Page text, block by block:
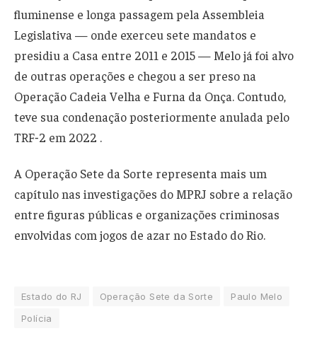
fluminense e longa passagem pela Assembleia
Legislativa — onde exerceu sete mandatos e
presidiu a Casa entre 2011 e 2015 — Melo já foi alvo
de outras operações e chegou a ser preso na
Operação Cadeia Velha e Furna da Onça. Contudo,
teve sua condenação posteriormente anulada pelo
TRF‑2 em 2022 .
A Operação Sete da Sorte representa mais um
capítulo nas investigações do MPRJ sobre a relação
entre figuras públicas e organizações criminosas
envolvidas com jogos de azar no Estado do Rio.
Estado do RJ Operação Sete da Sorte
Paulo Melo
Polícia